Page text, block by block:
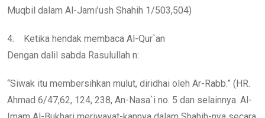
Muqbil dalam Al-Jami’ush Shahih 1/503,504)
4. Ketika hendak membaca Al-Qur`an
Dengan dalil sabda Rasulullah n:
“Siwak itu membersihkan mulut, diridhai oleh Ar-Rabb.” (HR.
Ahmad 6/47,62, 124, 238, An-Nasa`i no. 5 dan selainnya. Al-